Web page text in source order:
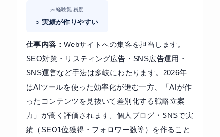
未経験難易度
○ 実績が作りやすい
仕事内容： Webサイトへの集客を担当します。
SEO対策・リスティング広告・SNS広告運用・
SNS運営など手法は多岐にわたります。2026年
はAIツールを使った効率化が進む一方、「AIが作
ったコンテンツを見抜いて差別化する戦略立案
力」が高く評価されます。個人ブログ・SNSで実
績（SEO1位獲得・フォロワー数等）を作ること